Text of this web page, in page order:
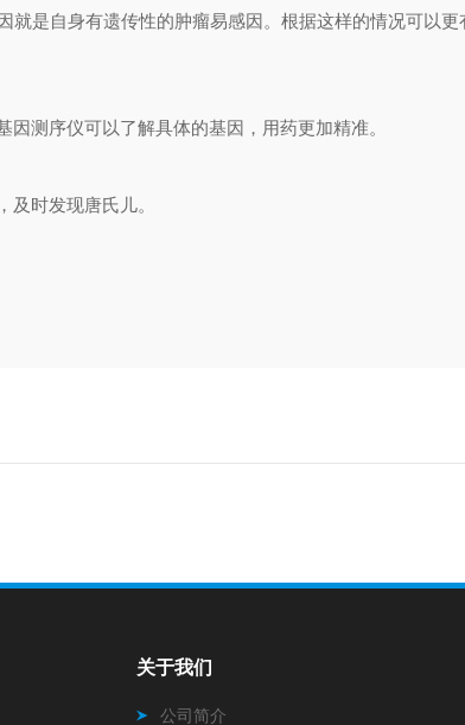
是自身有遗传性的肿瘤易感因。根据这样的情况可以更
测序仪可以了解具体的基因，用药更加精准。
时发现唐氏儿。
关于我们
公司简介